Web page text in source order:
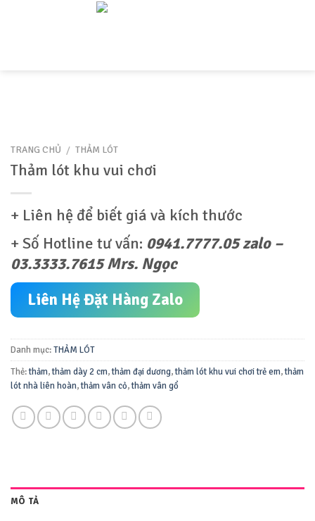
TRANG CHỦ / THẢM LÓT
Thảm lót khu vui chơi
+ Liên hệ để biết giá và kích thước
+ Số Hotline tư vấn: 0941.7777.05 zalo –
03.3333.7615 Mrs. Ngọc
Liên Hệ Đặt Hàng Zalo
Danh mục:THẢM LÓT
Thẻ:thảm,thảm dày 2 cm,thảm đại dương,thảm lót khu vui chơi trẻ em,thảm
lót nhà liên hoàn,thảm vân cỏ,thảm vân gổ
MÔ TẢ